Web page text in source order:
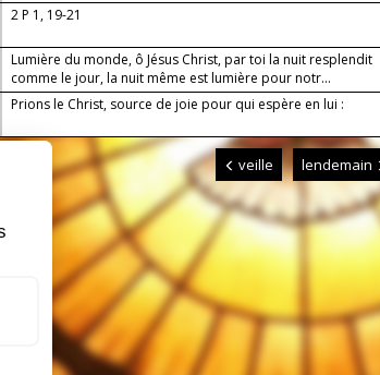
2 P 1, 19-21
Lumière du monde, ô Jésus Christ, par toi la nuit resplendit
comme le jour, la nuit même est lumière pour notr...
Prions le Christ, source de joie pour qui espère en lui :
veille lendemain